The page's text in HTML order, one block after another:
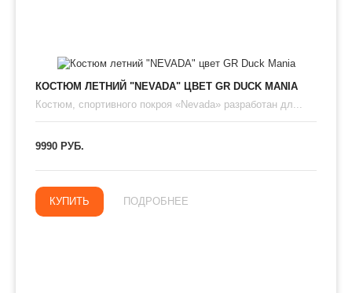
КОСТЮМ ЛЕТНИЙ "NEVADA" ЦВЕТ GR DUCK MANIA
​Костюм, спортивного покроя «Nevada» разработан дл...
9990 РУБ.
КУПИТЬ ПОДРОБНЕЕ